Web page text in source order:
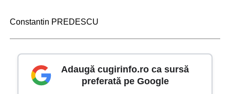
Constantin PREDESCU
Adaugă cugirinfo.ro ca sursă
preferată pe Google